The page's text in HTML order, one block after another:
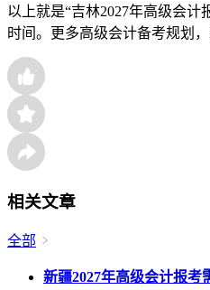
以上就是“吉林2027年高级会
时间。更多高级会计备考规划，
相关文章
全部
新疆2027年高级会计报考